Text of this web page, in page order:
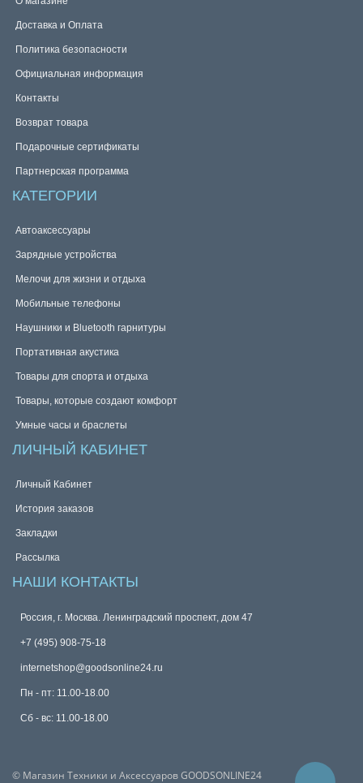
Доставка и Оплата
Политика безопасности
Официальная информация
Контакты
Возврат товара
Подарочные сертификаты
Партнерская программа
КАТЕГОРИИ
Автоаксессуары
Зарядные устройства
Мелочи для жизни и отдыха
Мобильные телефоны
Наушники и Bluetooth гарнитуры
Портативная акустика
Товары для спорта и отдыха
Товары, которые создают комфорт
Умные часы и браслеты
ЛИЧНЫЙ КАБИНЕТ
Личный Кабинет
История заказов
Закладки
Рассылка
НАШИ КОНТАКТЫ
Россия, г. Москва. Ленинградский проспект, дом 47
+7 (495) 908-75-18
internetshop@goodsonline24.ru
Пн - пт: 11.00-18.00
Сб - вс: 11.00-18.00
© Магазин Техники и Аксессуаров GOODSONLINE24